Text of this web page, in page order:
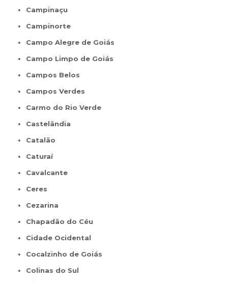
Campinaçu
Campinorte
Campo Alegre de Goiás
Campo Limpo de Goiás
Campos Belos
Campos Verdes
Carmo do Rio Verde
Castelândia
Catalão
Caturaí
Cavalcante
Ceres
Cezarina
Chapadão do Céu
Cidade Ocidental
Cocalzinho de Goiás
Colinas do Sul